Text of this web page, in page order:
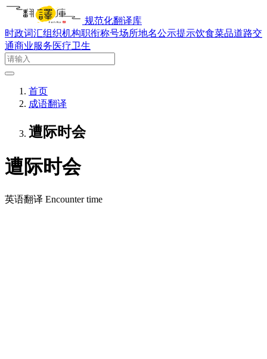
规范化翻译库
时政词汇组织机构职衔称号场所地名公示提示饮食菜品道路交
通商业服务医疗卫生
首页
成语翻译
遭际时会
遭际时会
英语翻译 Encounter time